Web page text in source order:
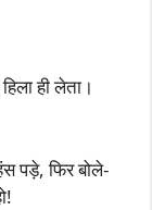
ही लेता।
पड़े, फिर बोले-